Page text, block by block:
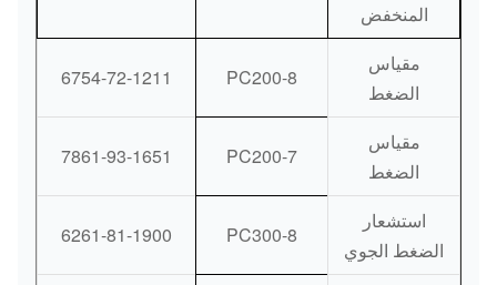
المنخفض
مقياس
الضغط
PC200-8
6754-72-1211
مقياس
الضغط
PC200-7
7861-93-1651
استشعار
الضغط الجوي
PC300-8
6261-81-1900